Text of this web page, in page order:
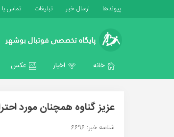
پیوندها ارسال خبر تبلیغات تماس با
خانه اخبار عکس
عزیز گناوه همچنان مورد
شناسه خبر: 6696